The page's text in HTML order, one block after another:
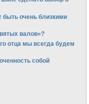
быть очень близкими
валов»?
отца мы всегда будем
собой